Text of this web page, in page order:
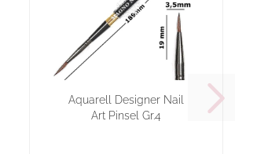
Aquarell Designer Nail
Art Pinsel Gr.4